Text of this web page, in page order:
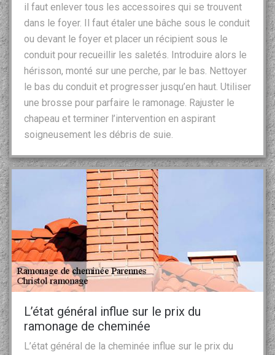
il faut enlever tous les accessoires qui se trouvent
dans le foyer. Il faut étaler une bâche sous le conduit
ou devant le foyer et placer un récipient sous le
conduit pour recueillir les saletés. Introduire alors le
hérisson, monté sur une perche, par le bas. Nettoyer
le bas du conduit et progresser jusqu’en haut. Utiliser
une brosse pour parfaire le ramonage. Rajuster le
chapeau et terminer l’intervention en aspirant
soigneusement les débris de suie.
L’état général influe sur le prix du
ramonage de cheminée
L’état général de la cheminée influe sur le prix du